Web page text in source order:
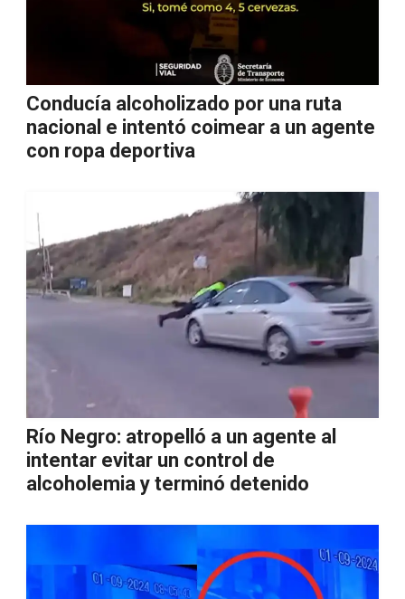
Conducía alcoholizado por una ruta
nacional e intentó coimear a un agente
con ropa deportiva
Río Negro: atropelló a un agente al
intentar evitar un control de
alcoholemia y terminó detenido